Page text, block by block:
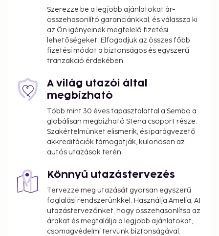
We have included all charges provided to us by the
Early check-in fee: BRL 150 (subject to
availability)
Late check-out is available for a fee (subject to
The above list may not be comprehensive. Fees and
deposits may not include tax and are subject to
Parents or a legal guardian traveling with
children under 18 years must present the child's
birth certificate and an identity card with photo
(passport, for example) at the check-in. For
international travels to Brazil, if just one of the
parents is traveling with the child, she/he must
present – in addition to the child's certificate of
birth and identity card with photo – a letter
authorizing the trip signed by the other parent
Szerezze be a legjobb ajánlatokat ár-
összehasonlító garanciánkkal, és válassza ki
az Ön igényeinek megfelelő fizetési
lehetőségeket. Elfogadjuk az összes főbb
fizetési módot a biztonságos és egyszerű
tranzakció érdekében.
A világ utazói által
megbízható
Több mint 30 éves tapasztalattal a Sembo a
globálisan megbízható Stena csoport része.
Szakértelmünket elismerik, és iparágvezető
akkreditációk támogatják, különösen az
autós utazások terén.
Könnyű utazástervezés
Tervezze meg utazását gyorsan egyszerű
foglalási rendszerünkkel. Használja Amelia, AI
utazástervezőnket, hogy összehasonlítsa az
árakat és megtalálja a legjobb ajánlatokat,
csomagvédelmi tervünk biztonságával.